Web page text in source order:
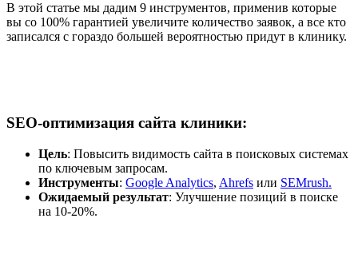
В этой статье мы дадим 9 инструментов, применив которые
вы со 100% гарантией увеличите количество заявок, а все кто
записался с гораздо большей вероятностью придут в клинику.
SEO-оптимизация сайта клиники:
Цель: Повысить видимость сайта в поисковых системах
по ключевым запросам.
Инструменты: Google Analytics, Ahrefs или SEMrush.
Ожидаемый результат: Улучшение позиций в поиске
на 10-20%.